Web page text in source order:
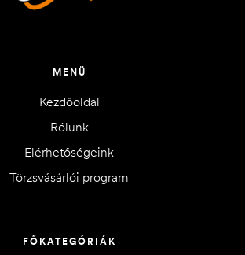
MENÜ
Kezdőoldal
Rólunk
Elérhetőségeink
Törzsvásárlói program
FŐKATEGÓRIÁK